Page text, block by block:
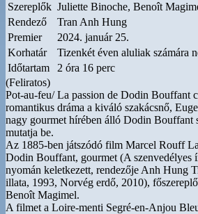
Szereplők Juliette Binoche, Benoît
Rendező
Tran Anh Hung
Premier
2024. január 25.
Korhatár
Tizenkét éven aluliak számára
Időtartam
2 óra 16 perc
(Feliratos)
Pot-au-feu/ La passion de Dodin Bouffant
romantikus dráma a kiváló szakácsnő,
nagy gourmet hírében álló Dodin Bouffant
mutatja be.
Az 1885-ben játszódó film Marcel Rouff
Dodin Bouffant, gourmet (A szenvedélyes
nyomán keletkezett, rendezője Anh Hung
illata, 1993, Norvég erdő, 2010),
Benoît Magimel.
A filmet a Loire-menti Segré-en-Anjou